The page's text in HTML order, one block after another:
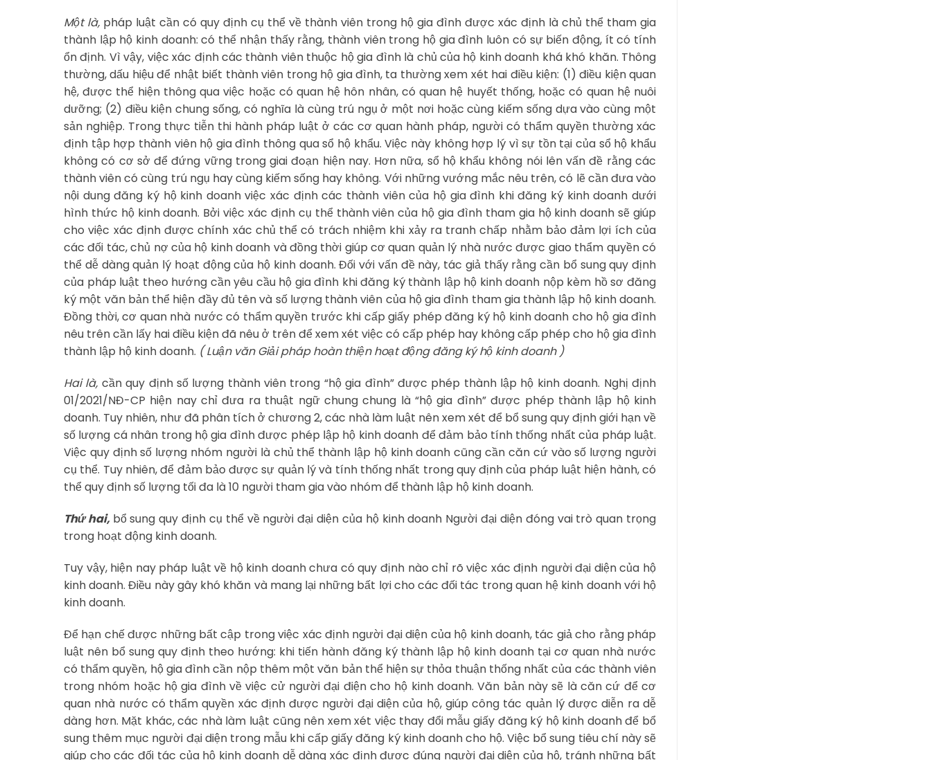
Một là, pháp luật cần có quy định cụ thể về thành viên trong hộ gia đình được xác định là chủ thể tham gia
thành lập hộ kinh doanh: có thể nhận thấy rằng, thành viên trong hộ gia đình luôn có sự biến động, ít có tính
ổn định. Vì vậy, việc xác định các thành viên thuộc hộ gia đình là chủ của hộ kinh doanh khá khó khăn. Thông
thường, dấu hiệu để nhật biết thành viên trong hộ gia đình, ta thường xem xét hai điều kiện: (1) điều kiện quan
hệ, được thể hiện thông qua việc hoặc có quan hệ hôn nhân, có quan hệ huyết thống, hoặc có quan hệ nuôi
dưỡng; (2) điều kiện chung sống, có nghĩa là cùng trú ngụ ở một nơi hoặc cùng kiếm sống dựa vào cùng một
sản nghiệp. Trong thực tiễn thi hành pháp luật ở các cơ quan hành pháp, người có thẩm quyền thường xác
định tập hợp thành viên hộ gia đình thông qua sổ hộ khẩu. Việc này không hợp lý vì sự tồn tại của sổ hộ khẩu
không có cơ sở để đứng vững trong giai đoạn hiện nay. Hơn nữa, sổ hộ khẩu không nói lên vấn đề rằng các
thành viên có cùng trú ngụ hay cùng kiếm sống hay không. Với những vướng mắc nêu trên, có lẽ cần đưa vào
nội dung đăng ký hộ kinh doanh việc xác định các thành viên của hộ gia đình khi đăng ký kinh doanh dưới
hình thức hộ kinh doanh. Bởi việc xác định cụ thể thành viên của hộ gia đình tham gia hộ kinh doanh sẽ giúp
cho việc xác định được chính xác chủ thể có trách nhiệm khi xảy ra tranh chấp nhằm bảo đảm lợi ích của
các đối tác, chủ nợ của hộ kinh doanh và đồng thời giúp cơ quan quản lý nhà nước được giao thẩm quyền có
thể dễ dàng quản lý hoạt động của hộ kinh doanh. Đối với vấn đề này, tác giả thấy rằng cần bổ sung quy định
của pháp luật theo hướng cần yêu cầu hộ gia đình khi đăng ký thành lập hộ kinh doanh nộp kèm hồ sơ đăng
ký một văn bản thể hiện đầy đủ tên và số lượng thành viên của hộ gia đình tham gia thành lập hộ kinh doanh.
Đồng thời, cơ quan nhà nước có thẩm quyền trước khi cấp giấy phép đăng ký hộ kinh doanh cho hộ gia đình
nêu trên cần lấy hai điều kiện đã nêu ở trên để xem xét việc có cấp phép hay không cấp phép cho hộ gia đình
thành lập hộ kinh doanh. ( Luận văn Giải pháp hoàn thiện hoạt động đăng ký hộ kinh doanh )
Hai là, cần quy định số lượng thành viên trong “hộ gia đình” được phép thành lập hộ kinh doanh. Nghị định
01/2021/NĐ-CP hiện nay chỉ đưa ra thuật ngữ chung chung là “hộ gia đình” được phép thành lập hộ kinh
doanh. Tuy nhiên, như đã phân tích ở chương 2, các nhà làm luật nên xem xét để bổ sung quy định giới hạn về
số lượng cá nhân trong hộ gia đình được phép lập hộ kinh doanh để đảm bảo tính thống nhất của pháp luật.
Việc quy định số lượng nhóm người là chủ thể thành lập hộ kinh doanh cũng cần căn cứ vào số lượng người
cụ thể. Tuy nhiên, để đảm bảo được sự quản lý và tính thống nhất trong quy định của pháp luật hiện hành, có
thể quy định số lượng tối đa là 10 người tham gia vào nhóm để thành lập hộ kinh doanh.
Thứ hai, bổ sung quy định cụ thể về người đại diện của hộ kinh doanh Người đại diện đóng vai trò quan trọng
trong hoạt động kinh doanh.
Tuy vậy, hiện nay pháp luật về hộ kinh doanh chưa có quy định nào chỉ rõ việc xác định người đại diện của hộ
kinh doanh. Điều này gây khó khăn và mang lại những bất lợi cho các đối tác trong quan hệ kinh doanh với hộ
kinh doanh.
Để hạn chế được những bất cập trong việc xác định người đại diện của hộ kinh doanh, tác giả cho rằng pháp
luật nên bổ sung quy định theo hướng: khi tiến hành đăng ký thành lập hộ kinh doanh tại cơ quan nhà nước
có thẩm quyền, hộ gia đình cần nộp thêm một văn bản thể hiện sự thỏa thuận thống nhất của các thành viên
trong nhóm hoặc hộ gia đình về việc cử người đại điện cho hộ kinh doanh. Văn bản này sẽ là căn cứ để cơ
quan nhà nước có thẩm quyền xác định được người đại diện của hộ, giúp công tác quản lý được diễn ra dễ
dàng hơn. Mặt khác, các nhà làm luật cũng nên xem xét việc thay đổi mẫu giấy đăng ký hộ kinh doanh để bổ
sung thêm mục người đại diện trong mẫu khi cấp giấy đăng ký kinh doanh cho hộ. Việc bổ sung tiêu chí này sẽ
giúp cho các đối tác của hộ kinh doanh dễ dàng xác định được đúng người đại diện của hộ, tránh những bất